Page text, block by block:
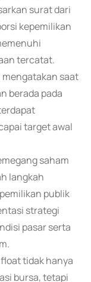
surat dari
kepemilikan
tercatat.
mengatakan saat
berada pada
target awal
saham
langkah
publik
strategi
pasar serta
tidak hanya
bursa, tetapi